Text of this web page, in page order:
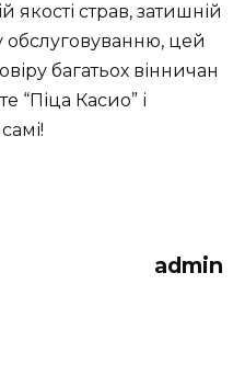
якості страв, затишній
обслуговуванню, цей
багатьох вінничан
“Піца Касио” і
admin